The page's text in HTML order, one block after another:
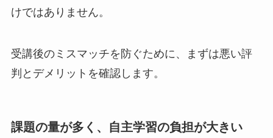
けではありません。
受講後のミスマッチを防ぐために、まずは悪い評
判とデメリットを確認します。
課題の量が多く、自主学習の負担が大きい